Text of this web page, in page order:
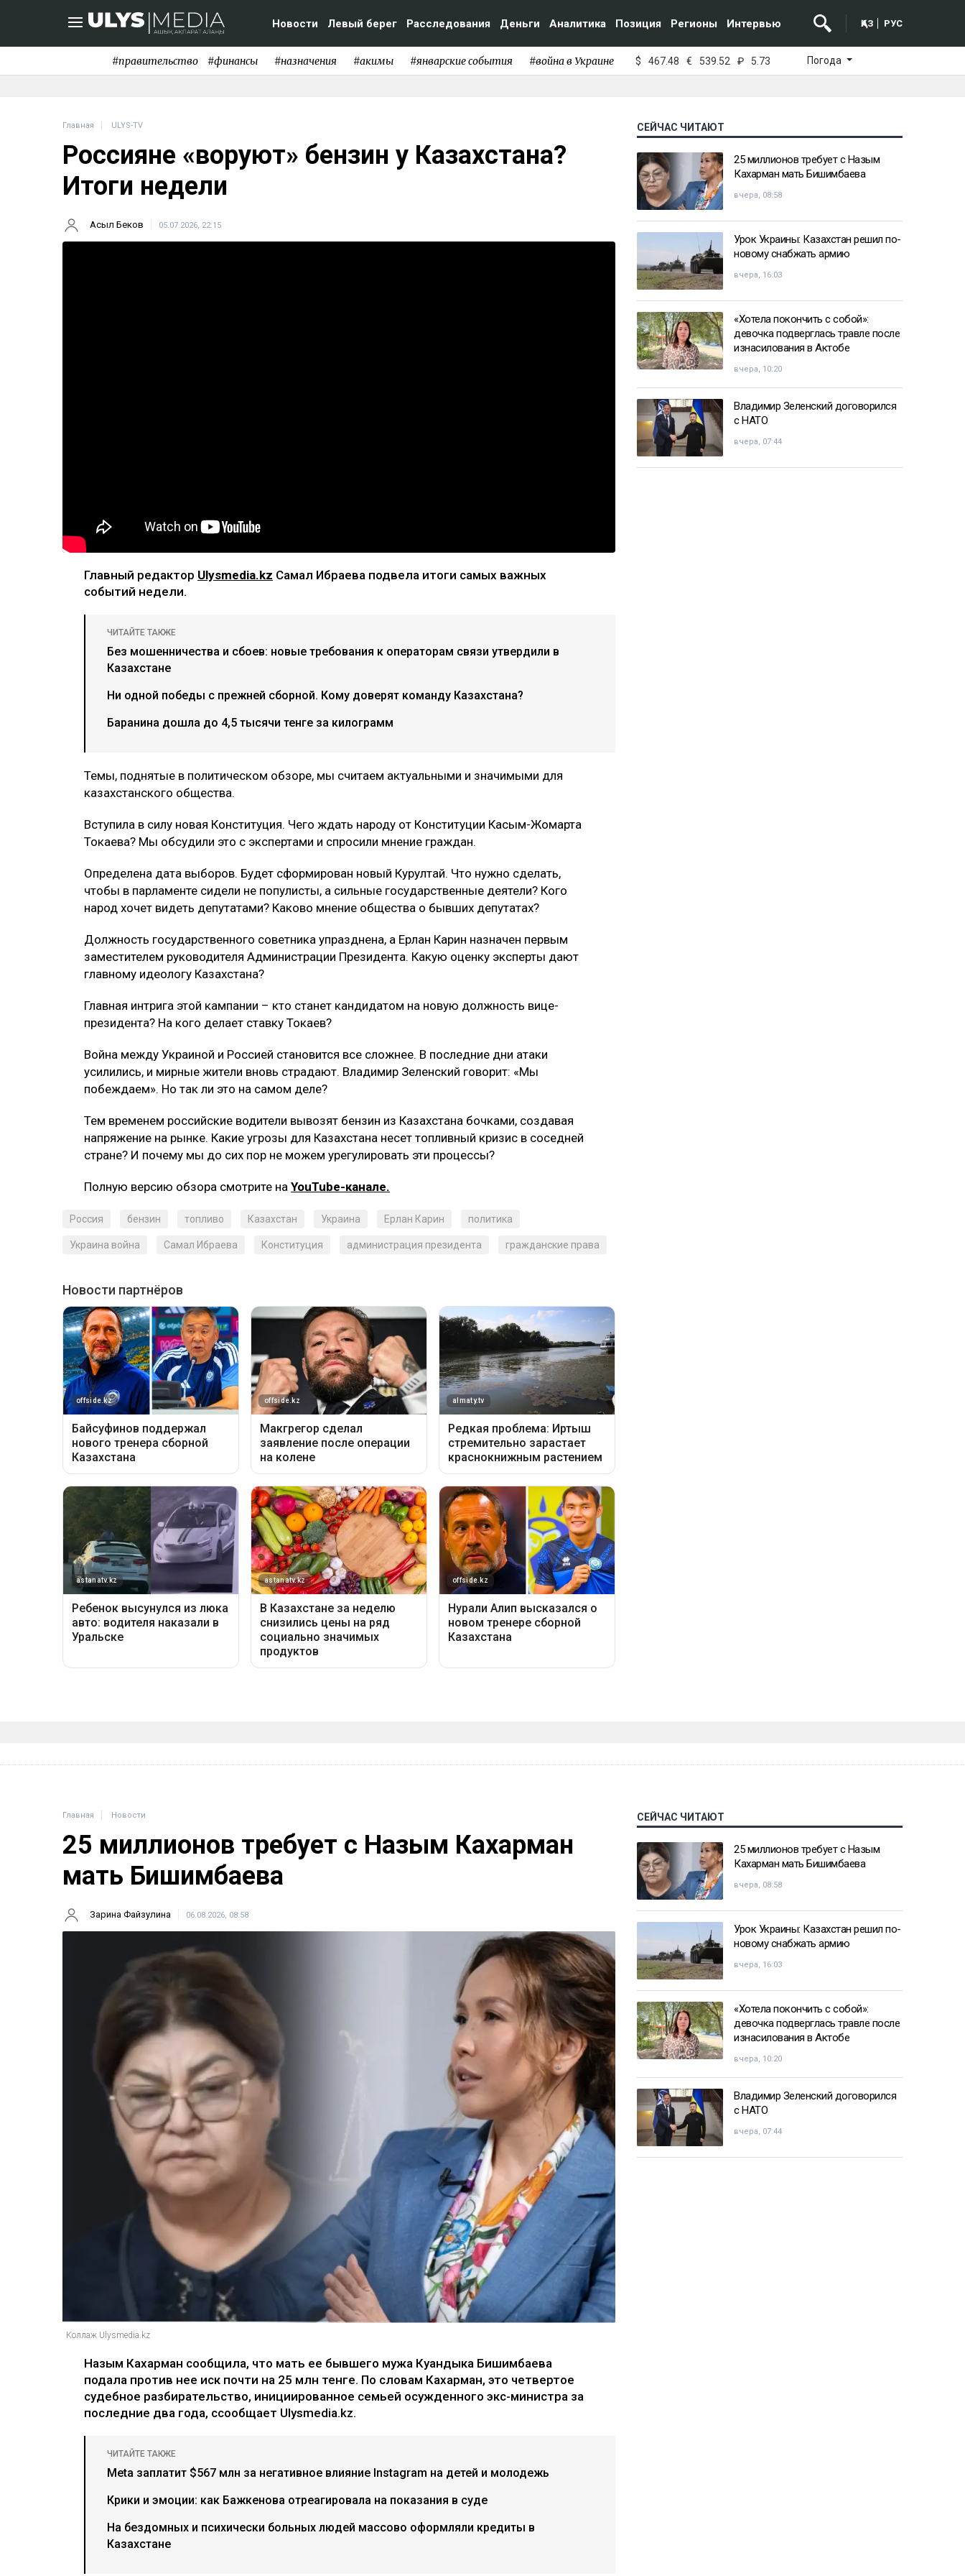
Новости Левый берег Расследования Деньги Аналитика Позиция Регионы Интервью ҚАЗ РУС
#правительство #финансы #назначения #акимы #январские события #война в Украине $ 467.48 € 539.52 ₽ 5.73 Погода
Главная ULYS-TV
Россияне «воруют» бензин у Казахстана?
Итоги недели
Асыл Беков 05.07.2026, 22:15
Главный редактор Ulysmedia.kz Самал Ибраева подвела итоги самых важных
событий недели.
ЧИТАЙТЕ ТАКЖЕ
Без мошенничества и сбоев: новые требования к операторам связи утвердили в
Казахстане
Ни одной победы с прежней сборной. Кому доверят команду Казахстана?
Баранина дошла до 4,5 тысячи тенге за килограмм
Темы, поднятые в политическом обзоре, мы считаем актуальными и значимыми для
казахстанского общества.
Вступила в силу новая Конституция. Чего ждать народу от Конституции Касым-Жомарта
Токаева? Мы обсудили это с экспертами и спросили мнение граждан.
Определена дата выборов. Будет сформирован новый Курултай. Что нужно сделать,
чтобы в парламенте сидели не популисты, а сильные государственные деятели? Кого
народ хочет видеть депутатами? Каково мнение общества о бывших депутатах?
Должность государственного советника упразднена, а Ерлан Карин назначен первым
заместителем руководителя Администрации Президента. Какую оценку эксперты дают
главному идеологу Казахстана?
Главная интрига этой кампании – кто станет кандидатом на новую должность вице-
президента? На кого делает ставку Токаев?
Война между Украиной и Россией становится все сложнее. В последние дни атаки
усилились, и мирные жители вновь страдают. Владимир Зеленский говорит: «Мы
побеждаем». Но так ли это на самом деле?
Тем временем российские водители вывозят бензин из Казахстана бочками, создавая
напряжение на рынке. Какие угрозы для Казахстана несет топливный кризис в соседней
стране? И почему мы до сих пор не можем урегулировать эти процессы?
Полную версию обзора смотрите на YouTube-канале.
Россия бензин топливо Казахстан Украина Ерлан Карин политика
Украина война Самал Ибраева Конституция администрация президента гражданские права
СЕЙЧАС ЧИТАЮТ
25 миллионов требует с Назым
Кахарман мать Бишимбаева
вчера, 08:58
Урок Украины: Казахстан решил по-
новому снабжать армию
вчера, 16:03
«Хотела покончить с собой»:
девочка подверглась травле после
изнасилования в Актобе
вчера, 10:20
Владимир Зеленский договорился
с НАТО
вчера, 07:44
Главная Новости
25 миллионов требует с Назым Кахарман
мать Бишимбаева
Зарина Файзулина 06.08.2026, 08:58
Коллаж Ulysmedia.kz
Назым Кахарман сообщила, что мать ее бывшего мужа Куандыка Бишимбаева
подала против нее иск почти на 25 млн тенге. По словам Кахарман, это четвертое
судебное разбирательство, инициированное семьей осужденного экс-министра за
последние два года, ссообщает Ulysmedia.kz.
ЧИТАЙТЕ ТАКЖЕ
Meta заплатит $567 млн за негативное влияние Instagram на детей и молодежь
Крики и эмоции: как Бажкенова отреагировала на показания в суде
На бездомных и психически больных людей массово оформляли кредиты в
Казахстане
СЕЙЧАС ЧИТАЮТ
25 миллионов требует с Назым
Кахарман мать Бишимбаева
вчера, 08:58
Урок Украины: Казахстан решил по-
новому снабжать армию
вчера, 16:03
«Хотела покончить с собой»:
девочка подверглась травле после
изнасилования в Актобе
вчера, 10:20
Владимир Зеленский договорился
с НАТО
вчера, 07:44